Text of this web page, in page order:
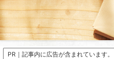
PR｜記事内に広告が含まれています。